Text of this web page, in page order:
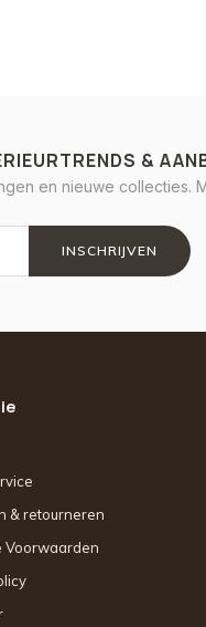
&
en nieuwe collecties.
INSCHRIJVEN
& retourneren
Voorwaarden